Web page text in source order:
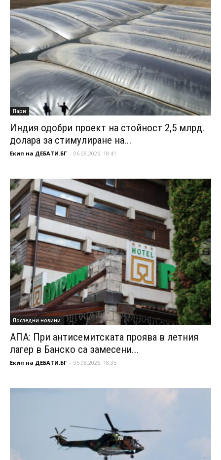
Пари
Индия одобри проект на стойност 2,5 млрд.
долара за стимулиране на...
Екип на ДЕБАТИ.БГ - 06.08.2026, 18:41
Последни новини
АПА: При антисемитската проява в летния
лагер в Банско са замесени...
Екип на ДЕБАТИ.БГ - 06.08.2026, 18:35